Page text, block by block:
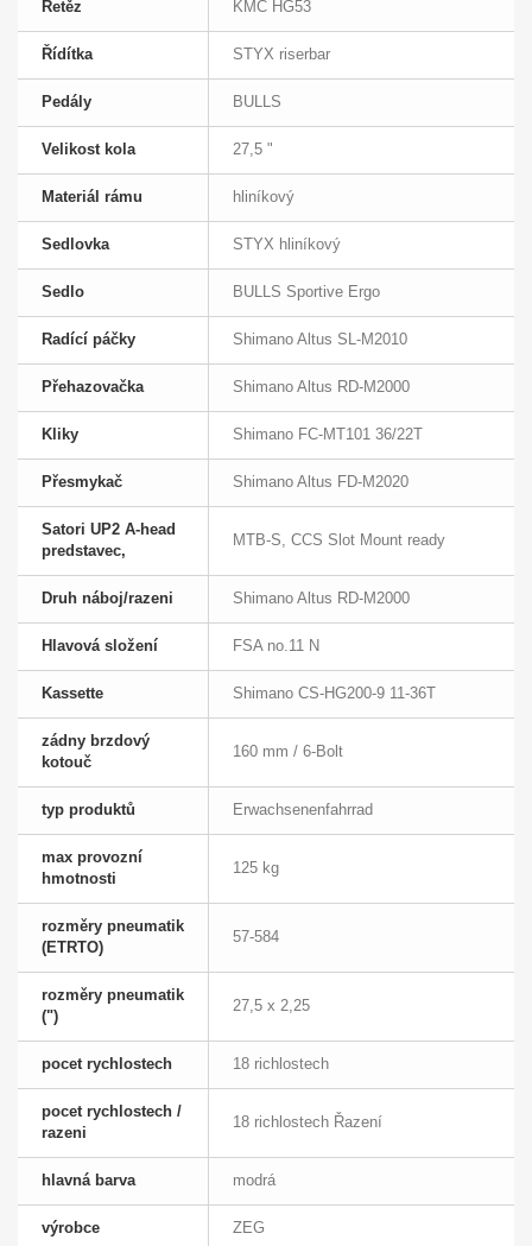
Řetěz KMC HG53
Řídítka STYX riserbar
Pedály BULLS
Velikost kola 27,5 "
Materiál rámu hliníkový
Sedlovka STYX hliníkový
Sedlo BULLS Sportive Ergo
Radící páčky Shimano Altus SL-M2010
Přehazovačka Shimano Altus RD-M2000
Kliky Shimano FC-MT101 36/22T
Přesmykač Shimano Altus FD-M2020
Satori UP2 A-head
predstavec,
MTB-S, CCS Slot Mount ready
Druh náboj/razeni Shimano Altus RD-M2000
Hlavová složení FSA no.11 N
Kassette Shimano CS-HG200-9 11-36T
zádny brzdový
kotouč
160 mm / 6-Bolt
typ produktů Erwachsenenfahrrad
max provozní
hmotnosti
125 kg
rozměry pneumatik
(ETRTO)
57-584
rozměry pneumatik
(")
27,5 x 2,25
pocet rychlostech 18 richlostech
pocet rychlostech /
razeni
18 richlostech Řazení
hlavná barva modrá
výrobce ZEG